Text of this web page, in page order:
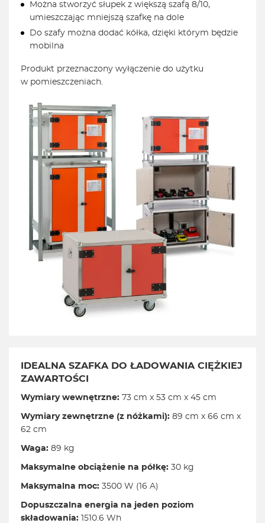
Można stworzyć słupek z większą szafą 8/10,
umieszczając mniejszą szafkę na dole
Do szafy można dodać kółka, dzięki którym będzie
mobilna
Produkt przeznaczony wyłączenie do użytku
w pomieszczeniach.
IDEALNA SZAFKA DO ŁADOWANIA CIĘŻKIEJ
ZAWARTOŚCI
Wymiary wewnętrzne: 73 cm x 53 cm x 45 cm
Wymiary zewnętrzne (z nóżkami): 89 cm x 66 cm x
62 cm
Waga: 89 kg
Maksymalne obciążenie na półkę: 30 kg
Maksymalna moc: 3500 W (16 A)
Dopuszczalna energia na jeden poziom
składowania: 1510.6 Wh